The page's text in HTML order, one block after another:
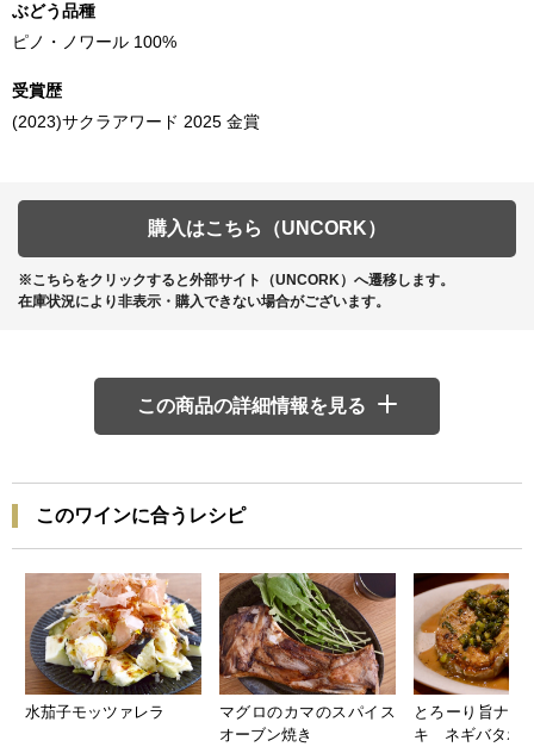
ぶどう品種
ピノ・ノワール 100%
受賞歴
(2023)サクラアワード 2025 金賞
購入はこちら（UNCORK）
※こちらをクリックすると外部サイト（UNCORK）へ遷移します。
在庫状況により非表示・購入できない場合がございます。
この商品の詳細情報を見る
このワインに合うレシピ
水茄子モッツァレラ
マグロのカマのスパイス
オーブン焼き
とろーり旨ナス
キ ネギバタポ